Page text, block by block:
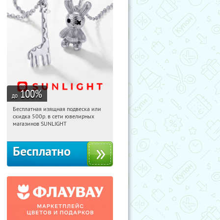
до 100%
16:19:45 Получили:
Россия
Бесплатная изящная подвеска или
скидка 500р. в сети ювелирных
магазинов SUNLIGHT
Бесплатно